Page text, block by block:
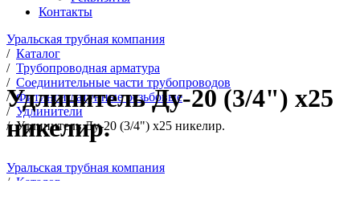
Контакты
Уральская трубная компания
/ Каталог
/ Трубопроводная арматура
/ Соединительные части трубопроводов
/ Фитинги латунные резьбовые
/ Удлинители
/ Удлинитель Ду-20 (3/4") х25 никелир.
Удлинитель Ду-20 (3/4") х25
никелир.
Уральская трубная компания
/ Каталог